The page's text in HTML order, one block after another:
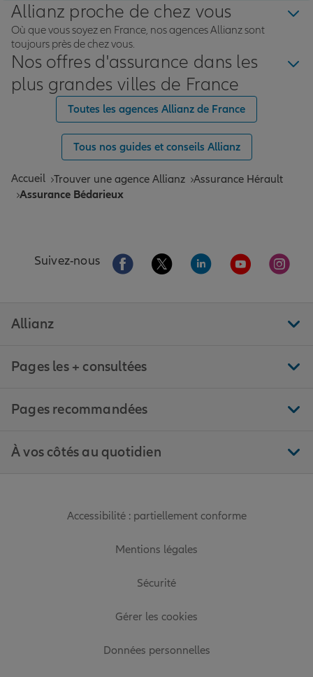
Allianz proche de chez vous
Où que vous soyez en France, nos agences Allianz sont
toujours près de chez vous.
Nos offres d'assurance dans les
plus grandes villes de France
Toutes les agences Allianz de France
Tous nos guides et conseils Allianz
Accueil Trouver une agence Allianz Assurance Hérault
Assurance Bédarieux
Suivez-nous Aller sur la page Facebook de Allianz
Aller sur la page Twitter de
Aller sur la page
Aller sur la
Aller
Allianz
Pages les + consultées
Pages recommandées
À vos côtés au quotidien
Accessibilité : partiellement conforme
Mentions légales
Sécurité
Gérer les cookies
Données personnelles